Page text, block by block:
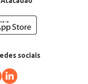
sociais